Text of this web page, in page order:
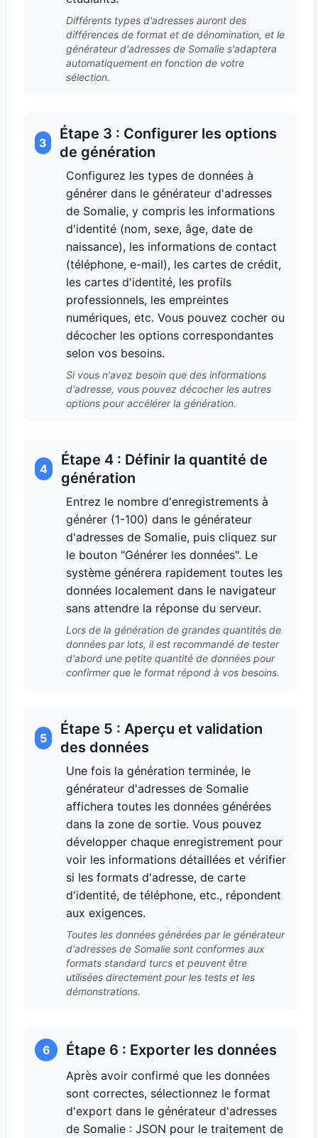
Différents types d'adresses auront des
différences de format et de dénomination, et le
générateur d'adresses de Somalie s'adaptera
automatiquement en fonction de votre
sélection.
3
Étape 3 : Configurer les options
de génération
Configurez les types de données à
générer dans le générateur d'adresses
de Somalie, y compris les informations
d'identité (nom, sexe, âge, date de
naissance), les informations de contact
(téléphone, e-mail), les cartes de crédit,
les cartes d'identité, les profils
professionnels, les empreintes
numériques, etc. Vous pouvez cocher ou
décocher les options correspondantes
selon vos besoins.
Si vous n'avez besoin que des informations
d'adresse, vous pouvez décocher les autres
options pour accélérer la génération.
4
Étape 4 : Définir la quantité de
génération
Entrez le nombre d'enregistrements à
générer (1-100) dans le générateur
d'adresses de Somalie, puis cliquez sur
le bouton "Générer les données". Le
système générera rapidement toutes les
données localement dans le navigateur
sans attendre la réponse du serveur.
Lors de la génération de grandes quantités de
données par lots, il est recommandé de tester
d'abord une petite quantité de données pour
confirmer que le format répond à vos besoins.
5
Étape 5 : Aperçu et validation
des données
Une fois la génération terminée, le
générateur d'adresses de Somalie
affichera toutes les données générées
dans la zone de sortie. Vous pouvez
développer chaque enregistrement pour
voir les informations détaillées et vérifier
si les formats d'adresse, de carte
d'identité, de téléphone, etc., répondent
aux exigences.
Toutes les données générées par le générateur
d'adresses de Somalie sont conformes aux
formats standard turcs et peuvent être
utilisées directement pour les tests et les
démonstrations.
6 Étape 6 : Exporter les données
Après avoir confirmé que les données
sont correctes, sélectionnez le format
d'export dans le générateur d'adresses
de Somalie : JSON pour le traitement de